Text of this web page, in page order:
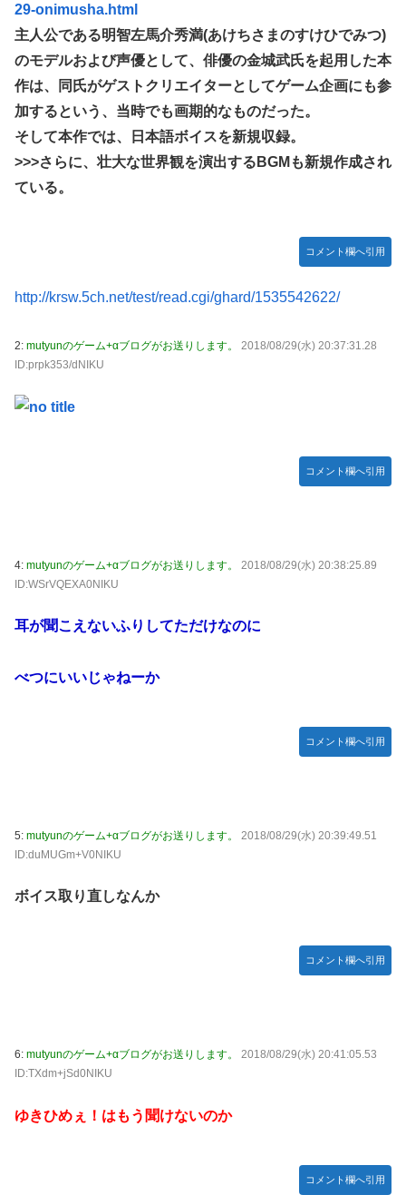
極限の中の日本人の姿に世界が衝撃
【画像】このLINEでなんで女が怒ってるのか分かんない奴
はモテない奴確定らしい←お前らは勿論わかるよ
な？？？？？？？
海外「日本なんて行くんじゃなかった…」 日本を知ってし
まったディズニー信者、帰国後『本家』に失望する事態に
【艦これ】ひみつの通り道 他
【画像】エチビデ女優さん、番組の企画でハッスルしすぎて
【悲報】人気プロゲーマーと結婚したグラドル、息子の「自
海外「全部日本の真似だったのか…」 日本の普通のテレビ
【ウマ娘】ジェンティル「そろそろ狩るわ...♥」
【学マス】AIライザに対抗して学マスもAIアイドルを出そう
【デレマス】 仮面ライダーバロンＰ第２話「蒼翼の乙女」
万再生ｗｗｗｗｗｗ
本屋に現れた異臭＆浮浪者風の男、ペタンコのボストンバッ
グをパンパンにして無会計で退店！Gメンに確保され「なん
【画像】 キャミイの18万円の最新フィギュア、ガチで作り
私の彼に裏表がなさすぎる 第3話
やる夫のダンジョン運営記183-雑談所ネタ118 懺悔小ネタ
【にじさんじ】委員長、Claude Codeまで手出してるん
か…『もう何でも作れそうやな』
た？」 第29話
愛すぎると話題に！
か？
【悲報】『メイドインアビス』主題歌にVTuber起用→また
炎上 もう何回目だよ…
【試合実況】西武２軍スタメン 先発:杉山遙希（2026.8.9）
ツは運転すんな！法律を改正しろ！！」
ぶり開幕白星！田中雄大は古巣に恩返しPK弾
29-onimusha.html
主人公である明智左馬介秀満(あけちさまのすけひでみつ)
のモデルおよび声優として、俳優の金城武氏を起用した本
作は、同氏がゲストクリエイターとしてゲーム企画にも参
加するという、当時でも画期的なものだった。
そして本作では、日本語ボイスを新規収録。
>>>さらに、壮大な世界観を演出するBGMも新規作成され
ている。
コメント欄へ引用
http://krsw.5ch.net/test/read.cgi/ghard/1535542622/
2: mutyunのゲーム+αブログがお送りします。
2018/08/29(水) 20:37:31.28
ID:prpk353/dNIKU
コメント欄へ引用
4: mutyunのゲーム+αブログがお送りします。
2018/08/29(水) 20:38:25.89
ID:WSrVQEXA0NIKU
耳が聞こえないふりしてただけなのに
べつにいいじゃねーか
コメント欄へ引用
5: mutyunのゲーム+αブログがお送りします。
2018/08/29(水) 20:39:49.51
ID:duMUGm+V0NIKU
ボイス取り直しなんか
コメント欄へ引用
6: mutyunのゲーム+αブログがお送りします。
2018/08/29(水) 20:41:05.53
ID:TXdm+jSd0NIKU
ゆきひめぇ！はもう聞けないのか
コメント欄へ引用